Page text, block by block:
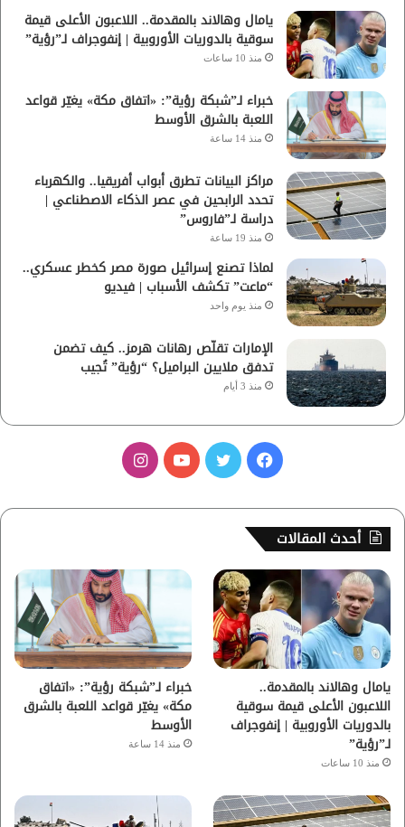
يامال وهالاند بالمقدمة.. اللاعبون الأعلى قيمة
سوقية بالدوريات الأوروبية | إنفوجراف لـ”رؤية”
منذ 10 ساعات
خبراء لـ”شبكة رؤية”: «اتفاق مكة» يغيّر قواعد
اللعبة بالشرق الأوسط
منذ 14 ساعة
مراكز البيانات تطرق أبواب أفريقيا.. والكهرباء
تحدد الرابحين في عصر الذكاء الاصطناعي |
دراسة لـ”فاروس”
منذ 19 ساعة
لماذا تصنع إسرائيل صورة مصر كخطر عسكري..
“ماعت” تكشف الأسباب | فيديو
منذ يوم واحد
الإمارات تقلّص رهانات هرمز.. كيف تضمن
تدفق ملايين البراميل؟ “رؤية” تُجيب
منذ 3 أيام
س
ب
و
ك
ي
ب
ت
ق
ر
ا
م
أحدث المقالات
يامال وهالاند بالمقدمة..
اللاعبون الأعلى قيمة سوقية
بالدوريات الأوروبية | إنفوجراف
لـ”رؤية”
منذ 10 ساعات
خبراء لـ”شبكة رؤية”: «اتفاق
مكة» يغيّر قواعد اللعبة بالشرق
الأوسط
منذ 14 ساعة